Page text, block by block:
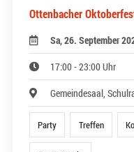
Ottenbacher
Sa, 26. September
17:00 - 23:00 Uhr
Gemeindesaal,
Party Treffen